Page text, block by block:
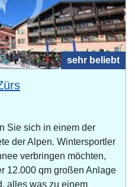
sehr beliebt
Sie sich in einem der
der Alpen. Wintersportler
verbringen möchten,
12.000 qm großen Anlage
alles was zu einem